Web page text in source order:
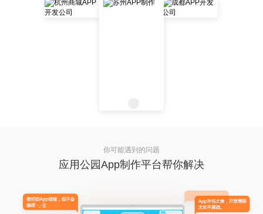
你可能遇到的问题
应用公园App制作平台帮你解决